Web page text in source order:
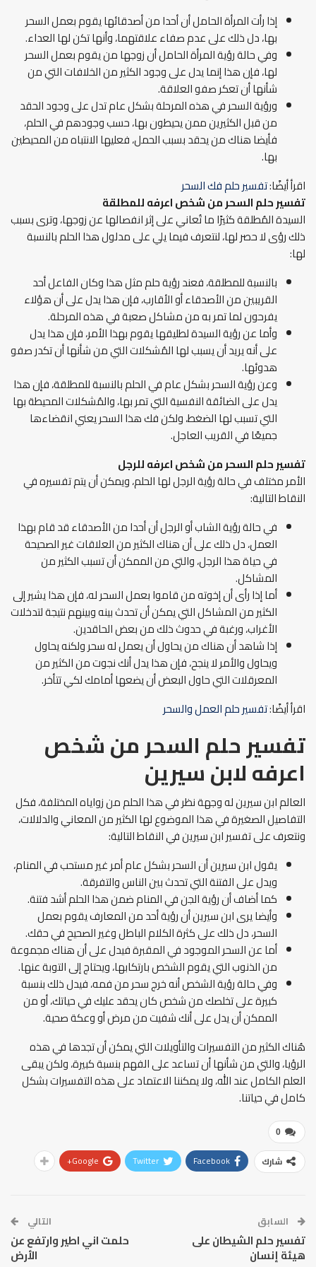
إذا رأت المرأة الحامل أن أحدا من أصدقائها يقوم بعمل السحر
بها، دل ذلك على عدم صفاء علاقتهما، وأنها تكن لها العداء.
وفي حالة رؤية المرأة الحامل أن زوجها من يقوم بعمل السحر
لها، فإن هذا إنما يدل على وجود الكثير من الخلافات التي من
شأنها أن تعكر صفو العلاقة.
ورؤية السحر في هذه المرحلة بشكل عام تدل على وجود الحقد
من قبل الكثيرين ممن يحيطون بها، حسب وجودهم في الحلم،
فأيضا هناك من يحقد بسبب الحمل، فعليها الانتباه من المحيطين
بها.
اقرأ أيضًا:تفسير حلم فك السحر
تفسير حلم السحر من شخص اعرفهللمطلقة
السيدة المُطلقة كثيرًا ما تُعاني على إثر انفصالها عن زوجها، وترى بسبب
ذلك رؤى لا حصر لها، لنتعرف فيما يلي على مدلول هذا الحلم بالنسبة
لها:
بالنسبة للمطلقة، فعند رؤية حلم مثل هذا وكان الفاعل أحد
القريبين من الأصدقاء أو الأقارب، فإن هذا يدل على أن هؤلاء
يفرحون لما تمر به من مشاكل صعبة في هذه المرحلة.
وأما عن رؤية السيدة لطليقها يقوم بهذا الأمر، فإن هذا يدل
على أنه يريد أن يسبب لها المُشكلات التي من شأنها أن تكدر صفو
هدوئها.
وعن رؤية السحر بشكل عام في الحلم بالنسبة للمطلقة، فإن هذا
يدل على الضائقة النفسية التي تمر بها، والمُشكلات المحيطة بها
التي تسبب لها الضغط، ولكن فك هذا السحر يعني انقضاءها
جميعًا في القريب العاجل.
تفسير حلم السحر من شخص اعرفهللرجل
الأمر مختلف في حالة رؤية الرجل لها الحلم، ويمكن أن يتم تفسيره في
النقاط التالية:
في حالة رؤية الشاب أو الرجل أن أحدا من الأصدقاء قد قام بهذا
العمل، دل ذلك على أن هناك الكثير من العلاقات غير الصحيحة
في حياة هذا الرجل، والتي من الممكن أن تسبب الكثير من
المشاكل.
أما إذا رأى أن إخوته من قاموا بعمل السحر له، فإن هذا يشير إلى
الكثير من المشاكل التي يمكن أن تحدث بينه وبينهم نتيجة لتدخلات
الأغراب، ورغبة في حدوث ذلك من بعض الحاقدين.
إذا شاهد أن هناك من يحاول أن يعمل له سحر ولكنه يحاول
ويحاول والأمر لا ينجح، فإن هذا يدل أنك نجوت من الكثير من
المعرقلات التي حاول البعض أن يضعها أمامك لكي تتأخر.
اقرأ أيضًا:تفسير حلم العمل والسحر
تفسير حلم السحر من شخص
اعرفهلابن سيرين
العالم ابن سيرين له وجهة نظر في هذا الحلم من زواياه المختلفة، فكل
التفاصيل الصغيرة في هذا الموضوع لها الكثير من المعاني والدلالات،
ونتعرف على تفسير ابن سيرين في النقاط التالية:
يقول ابن سيرين أن السحر بشكل عام أمر غير مستحب في المنام،
ويدل على الفتنة التي تحدث بين الناس والتفرقة.
كما أضاف أن رؤية الجن في المنام ضمن هذا الحلم أشد فتنة.
وأيضا يرى ابن سيرين أن رؤية أحد من المعارف يقوم بعمل
السحر، دل ذلك على كثرة الكلام الباطل وغير الصحيح في حقك.
أما عن السحر الموجود في المقبرة فيدل على أن هناك مجموعة
من الذنوب التي يقوم الشخص بارتكابها، ويحتاج إلى التوبة عنها.
وفي حالة رؤية الشخص أنه خرج سحر من فمه، فيدل ذلك بنسبة
كبيرة على تخلصك من شخص كان يحقد عليك في حياتك، أو من
الممكن أن يدل على أنك شفيت من مرض أو وعكة صحية.
هُناك الكثير من التفسيرات والتأويلات التي يمكن أن تجدها في هذه
الرؤيا، والتي من شأنها أن تساعد على الفهم بنسبة كبيرة، ولكن يبقى
العلم الكامل عند الله، ولا يمكننا الاعتماد على هذه التفسيرات بشكل
كامل في حياتنا.
0
شارك Facebook
Twitter
Google+
السابق
تفسير حلم الشيطان على
هيئة إنسان
التالي
حلمت اني اطير وارتفع عن
الأرض